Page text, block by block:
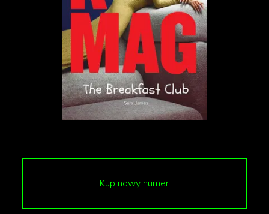
wstępnych ustaleń wynika, że cała akcja
najprawdopodobniej została zaaranżowana przez
influencera. Przed incydentem samochody zostały
przywiezione na lawetach, a następnie w ten sam
sposób odwiezione.
Kup nowy numer